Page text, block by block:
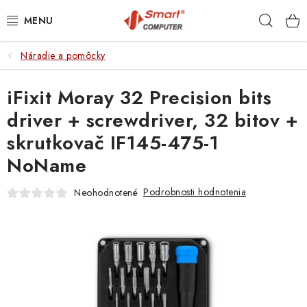
na
NOTEBOOKY
MOBILNÉ ZARIADENIA
PC A KOMPONENTY
PERIFÉRIE
TLAČIARNE
Náradie a pomôcky
iFixit Moray 32 Precision bits
driver + screwdriver, 32 bitov +
skrutkovač IF145-475-1
NoName
Neohodnotené Podrobnosti hodnotenia